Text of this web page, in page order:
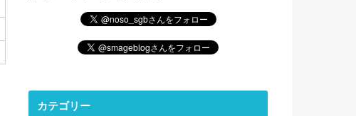
カテゴリー